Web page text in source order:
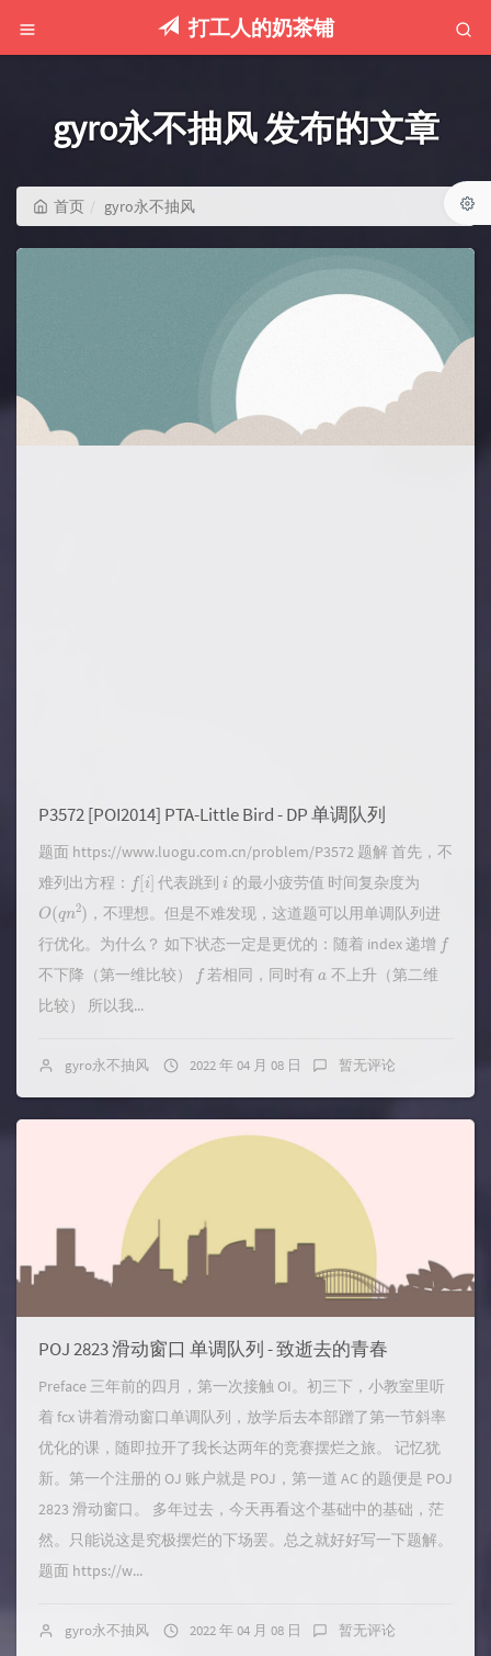
打工人的奶茶铺
gyro永不抽风 发布的文章
首页 gyro永不抽风
P3572 [POI2014] PTA-Little Bird - DP 单调队列
题面 https://www.luogu.com.cn/problem/P3572 题解 首先，不
难列出方程：
[i ] 代表跳到i 的最小疲劳值 时间复杂度为
O( q 2) ，不理想。但是不难发现，这道题可以用单调队列进
行优化。为什么？ 如下状态一定是更优的：随着 index 递增
不下降（第一维比较） 若相同，同时有
不上升（第二维
比较） 所以我...
gyro永不抽风 2022 年 04 月 08 日 暂无评论
POJ 2823 滑动窗口 单调队列 - 致逝去的青春
Preface 三年前的四月，第一次接触 OI。初三下，小教室里听
着 fcx 讲着滑动窗口单调队列，放学后去本部蹭了第一节斜率
优化的课，随即拉开了我长达两年的竞赛摆烂之旅。 记忆犹
新。第一个注册的 OJ 账户就是 POJ，第一道 AC 的题便是 POJ
2823 滑动窗口。 多年过去，今天再看这个基础中的基础，茫
然。只能说这是究极摆烂的下场罢。总之就好好写一下题解。
题面 https://w...
gyro永不抽风 2022 年 04 月 08 日 暂无评论